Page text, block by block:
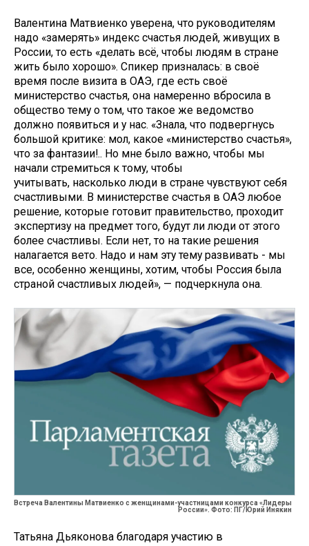
Валентина Матвиенко уверена, что руководителям
надо «замерять» индекс счастья людей, живущих в
России, то есть «делать всё, чтобы людям в стране
жить было хорошо». Спикер призналась: в своё
время после визита в ОАЭ, где есть своё
министерство счастья, она намеренно вбросила в
общество тему о том, что такое же ведомство
должно появиться и у нас. «Знала, что подвергнусь
большой критике: мол, какое «министерство счастья»,
что за фантазии!.. Но мне было важно, чтобы мы
начали стремиться к тому, чтобы
учитывать, насколько люди в стране чувствуют себя
счастливыми. В министерстве счастья в ОАЭ любое
решение, которые готовит правительство, проходит
экспертизу на предмет того, будут ли люди от этого
более счастливы. Если нет, то на такие решения
налагается вето. Надо и нам эту тему развивать - мы
все, особенно женщины, хотим, чтобы Россия была
страной счастливых людей», — подчеркнула она.
Встреча Валентины Матвиенко с женщинами-участницами конкурса «Лидеры
России». Фото: ПГ/Юрий Инякин
Татьяна Дьяконова благодаря участию в